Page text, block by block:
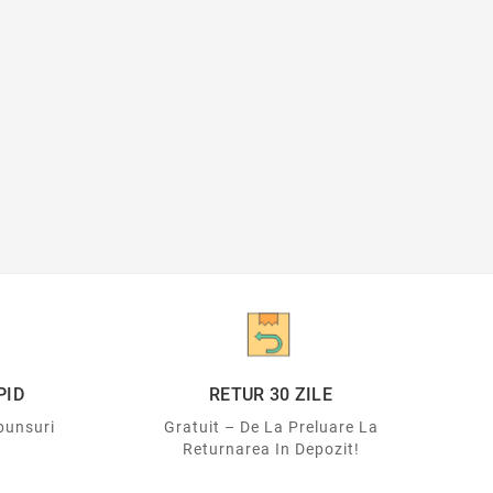
RETUR 30 ZILE
Gratuit – De La Preluare La
Returnarea In Depozit!